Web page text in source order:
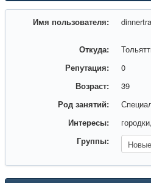
Имя пользователя:
Откуда:
Репутация:
0
Возраст:
39
Род занятий:
Интересы:
Группы: